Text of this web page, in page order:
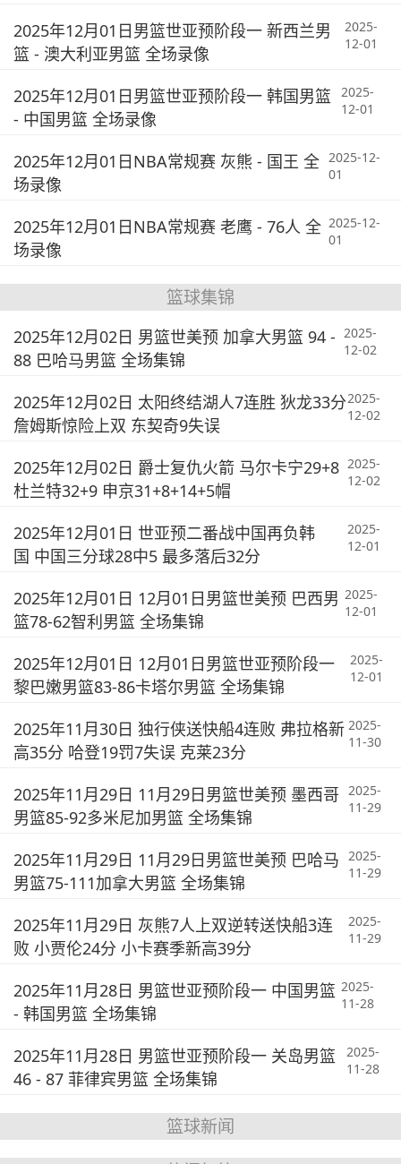
2025年12月01日男篮世亚预阶段一 新西兰男
篮 - 澳大利亚男篮 全场录像
2025-
12-01
2025年12月01日男篮世亚预阶段一 韩国男篮
- 中国男篮 全场录像
2025-
12-01
2025年12月01日NBA常规赛 灰熊 - 国王 全
场录像
2025-12-
01
2025年12月01日NBA常规赛 老鹰 - 76人 全
场录像
2025-12-
01
篮球集锦
2025年12月02日 男篮世美预 加拿大男篮 94 -
88 巴哈马男篮 全场集锦
2025-
12-02
2025年12月02日 太阳终结湖人7连胜 狄龙33分
詹姆斯惊险上双 东契奇9失误
2025-
12-02
2025年12月02日 爵士复仇火箭 马尔卡宁29+8
杜兰特32+9 申京31+8+14+5帽
2025-
12-02
2025年12月01日 世亚预二番战中国再负韩
国 中国三分球28中5 最多落后32分
2025-
12-01
2025年12月01日 12月01日男篮世美预 巴西男
篮78-62智利男篮 全场集锦
2025-
12-01
2025年12月01日 12月01日男篮世亚预阶段一
黎巴嫩男篮83-86卡塔尔男篮 全场集锦
2025-
12-01
2025年11月30日 独行侠送快船4连败 弗拉格新
高35分 哈登19罚7失误 克莱23分
2025-
11-30
2025年11月29日 11月29日男篮世美预 墨西哥
男篮85-92多米尼加男篮 全场集锦
2025-
11-29
2025年11月29日 11月29日男篮世美预 巴哈马
男篮75-111加拿大男篮 全场集锦
2025-
11-29
2025年11月29日 灰熊7人上双逆转送快船3连
败 小贾伦24分 小卡赛季新高39分
2025-
11-29
2025年11月28日 男篮世亚预阶段一 中国男篮
- 韩国男篮 全场集锦
2025-
11-28
2025年11月28日 男篮世亚预阶段一 关岛男篮
46 - 87 菲律宾男篮 全场集锦
2025-
11-28
篮球新闻